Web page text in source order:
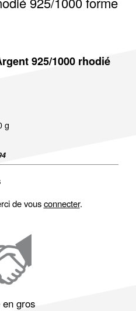
925/1000 rhodié
g
de vousconnecter.
en gros